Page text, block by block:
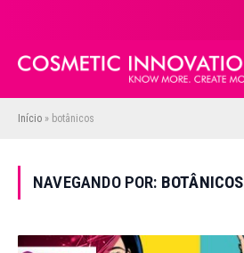
Início » botânicos
NAVEGANDO POR: BOTÂNICOS